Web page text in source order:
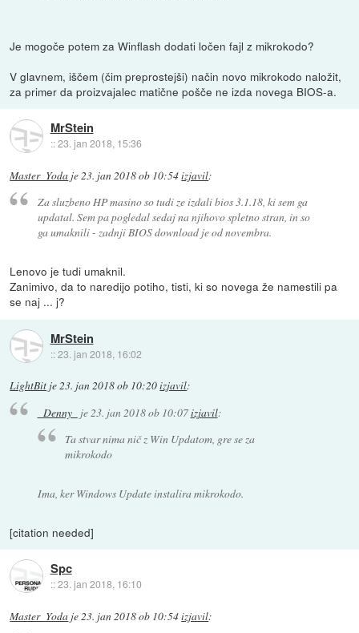
Je mogoče potem za Winflash dodati ločen fajl z mikrokodo?
V glavnem, iščem (čim preprostejši) način novo mikrokodo naložit,
za primer da proizvajalec matične pošče ne izda novega BIOS-a.
MrStein
::23. jan 2018, 15:36
Master_Yoda je23. jan 2018 ob 10:54izjavil:
Za sluzbeno HP masino so tudi ze izdali bios 3.1.18, ki sem ga
updatal. Sem pa pogledal sedaj na njihovo spletno stran, in so
ga umaknili - zadnji BIOS download je od novembra.
Lenovo je tudi umaknil.
Zanimivo, da to naredijo potiho, tisti, ki so novega že namestili pa
se naj ... j?
MrStein
::23. jan 2018, 16:02
LightBit je23. jan 2018 ob 10:20izjavil:
_Denny_ je23. jan 2018 ob 10:07izjavil:
Ta stvar nima nič z Win Updatom, gre se za
mikrokodo
Ima, ker Windows Update instalira mikrokodo.
[citation needed]
Spc
::23. jan 2018, 16:10
Master_Yoda je23. jan 2018 ob 10:54izjavil: